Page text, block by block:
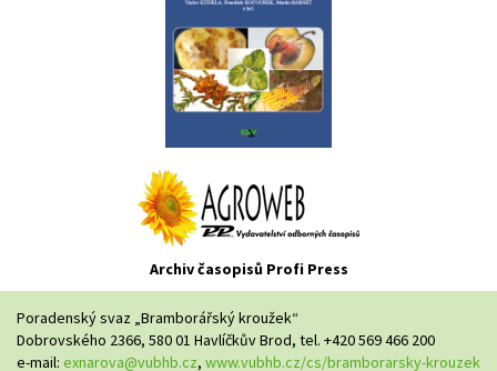
Archiv časopisů Profi Press
Poradenský svaz „Bramborářský kroužek“
Dobrovského 2366, 580 01 Havlíčkův Brod, tel. +420 569 466 200
e-mail: exnarova@vubhb.cz, www.vubhb.cz/cs/bramborarsky-krouzek